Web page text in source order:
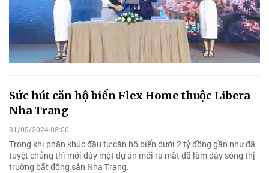
Sức hút căn hộ biển Flex Home thuộc Libera
Nha Trang
31/05/2024 08:00
Trong khi phân khúc đầu tư căn hộ biển dưới 2 tỷ đồng gần như đã
tuyệt chủng thì mới đây một dự án mới ra mắt đã làm dậy sóng thị
trường bất động sản Nha Trang.